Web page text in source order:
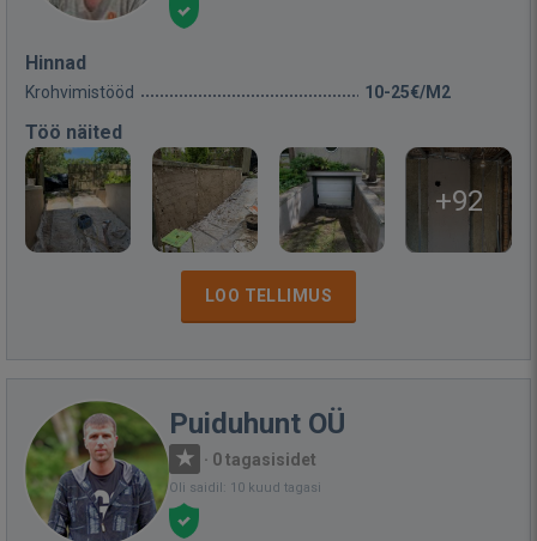
Hinnad
Krohvimistööd 10-25€/M2
Töö näited
+92
LOO TELLIMUS
Puiduhunt OÜ
· 0 tagasisidet
Oli saidil: 10 kuud tagasi